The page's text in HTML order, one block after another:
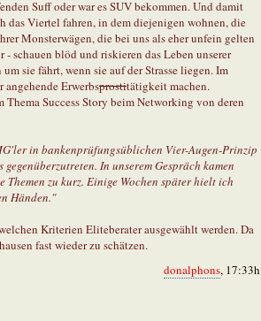
Suff oder war es SUV bekommen. Und damit
das Viertel fahren, in dem diejenigen wohnen, die
Monsterwägen, die bei uns als eher unfein gelten
schauen blöd und riskieren das Leben unserer
sie fährt, wenn sie auf der Strasse liegen. Im
Erwerbsprostitätigkeit machen.
Success Story beim Networking von deren
in bankenprüfungsüblichen Vier-Augen-Prinzip
In unserem Gespräch kamen
zu kurz. Einige Wochen später hielt ich
Händen."
Kriterien Eliteberater ausgewählt werden. Da
fast wieder zu schätzen.
donalphons, 17:33h